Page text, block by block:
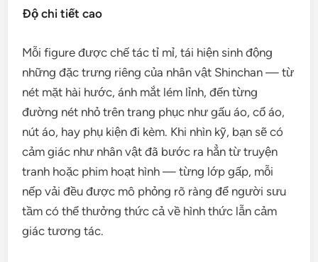
Độ chi tiết cao
Mỗi figure được chế tác tỉ mỉ, tái hiện sinh động
những đặc trưng riêng của nhân vật Shinchan — từ
nét mặt hài hước, ánh mắt lém lỉnh, đến từng
đường nét nhỏ trên trang phục như gấu áo, cổ áo,
nút áo, hay phụ kiện đi kèm. Khi nhìn kỹ, bạn sẽ có
cảm giác như nhân vật đã bước ra hẳn từ truyện
tranh hoặc phim hoạt hình — từng lớp gấp, mỗi
nếp vải đều được mô phỏng rõ ràng để người sưu
tầm có thể thưởng thức cả về hình thức lẫn cảm
giác tương tác.